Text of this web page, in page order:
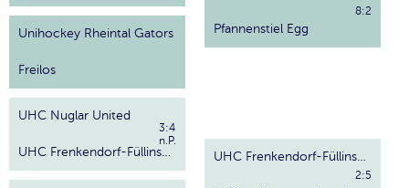
Unihockey Rheintal Gators
Freilos
UHC Nuglar United
UHC Frenkendorf-Füllinsdorf
3:4
n.P.
Pfannenstiel Egg
8:2
UHC Frenkendorf-Füllinsdorf
2:5